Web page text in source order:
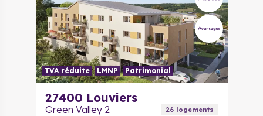
TVA réduite LMNP Patrimonial
27400 Louviers
Green Valley 2 26logements